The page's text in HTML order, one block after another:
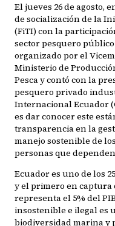
El jueves 26 de agosto,
de socialización de la
(FiTI) con la
sector pesquero
organizado por el
Ministerio de
Pesca y contó con la
pesquero privado
Internacional Ecuador
es dar conocer este
transparencia en la
manejo sostenible de
personas que
Ecuador es uno de los
y el primero en captura
representa el 5% del
insostenible e ilegal es
biodiversidad marina y